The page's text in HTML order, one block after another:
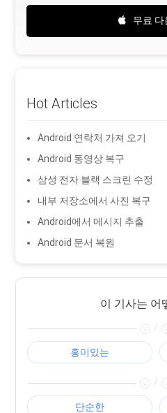
무료 다
Hot Articles
Android 연락처 가져 오기
Android 동영상 복구
삼성 전자 블랙 스크린 수정
내부 저장소에서 사진 복구
Android에서 메시지 추출
Android 문서 복원
이 기사는 어
/
흥미있는
/
단순한